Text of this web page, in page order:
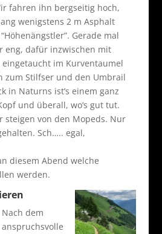
fahren ihn bergseitig hoch,
wenigstens 2 m Asphalt
Gerade mal
eng, dafür inzwischen mit
eingetaucht im Kurventaumel
zum Stilfser und den Umbrail
in Naturns ist’s einem ganz
und überall, wo’s gut tut.
steigen von den Mopeds. Nur
Sch….. egal,
diesem Abend welche
werden.
Nach dem
anspruchsvolle